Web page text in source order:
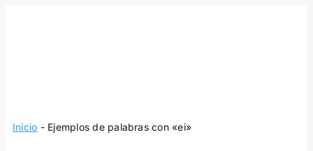
Inicio - Ejemplos de palabras con «ei»